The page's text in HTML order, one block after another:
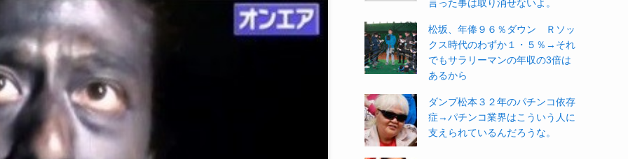
言った事は取り消せないよ。
松坂、年俸９６％ダウン Ｒソッ
クス時代のわずか１・５％→それ
でもサラリーマンの年収の3倍は
あるから
ダンプ松本３２年のパチンコ依存
症→パチンコ業界はこういう人に
支えられているんだろうな。